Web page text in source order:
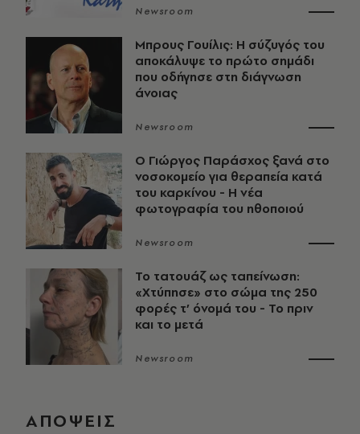
Newsroom
Μπρους Γουίλις: Η σύζυγός του
αποκάλυψε το πρώτο σημάδι
που οδήγησε στη διάγνωση
άνοιας
Newsroom
O Γιώργος Παράσχος ξανά στο
νοσοκομείο για θεραπεία κατά
του καρκίνου - Η νέα
φωτογραφία του ηθοποιού
Newsroom
Το τατουάζ ως ταπείνωση:
«Χτύπησε» στο σώμα της 250
φορές τ’ όνομά του - Το πριν
και το μετά
Newsroom
ΑΠΟΨΕΙΣ